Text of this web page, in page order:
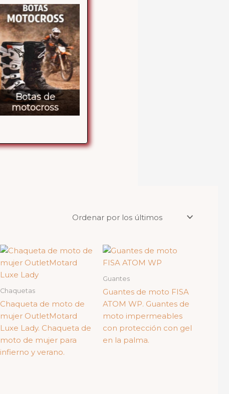
motorista
Chaquetas
Chaqueta de moto de
mujer OutletMotard
Luxe Lady. Chaqueta de
moto de mujer para
infierno y verano.
Guantes
Guantes de moto FISA
ATOM WP. Guantes de
moto impermeables
con protección con gel
en la palma.